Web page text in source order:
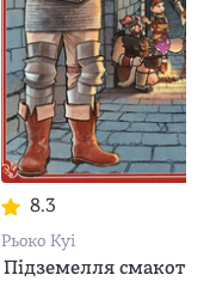
8.3
Рьоко Куі
Підземелля смакоти.